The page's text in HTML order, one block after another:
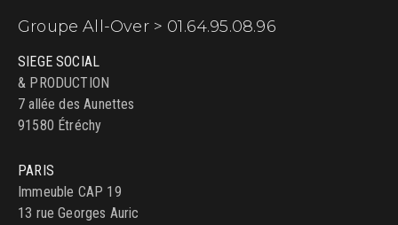
Groupe All-Over > 01.64.95.08.96
SIEGE SOCIAL
& PRODUCTION
7 allée des Aunettes
91580 Étréchy
PARIS
Immeuble CAP 19
13 rue Georges Auric